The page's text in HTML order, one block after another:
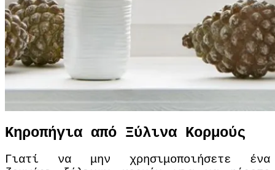
Κηροπήγια από Ξύλινα Κορμούς
Γιατί να μην χρησιμοποιήσετε ένα